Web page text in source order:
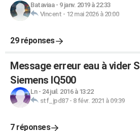
Bataviaa- 9 janv. 2019 à 22:33
Vincent - 12 mai 2026 à 20:00
29 réponses
Message erreur eau à vider
Siemens IQ500
Ln- 24 juil. 2016 à 13:22
stf_jpd87- 8 févr. 2021 à 09:39
7 réponses